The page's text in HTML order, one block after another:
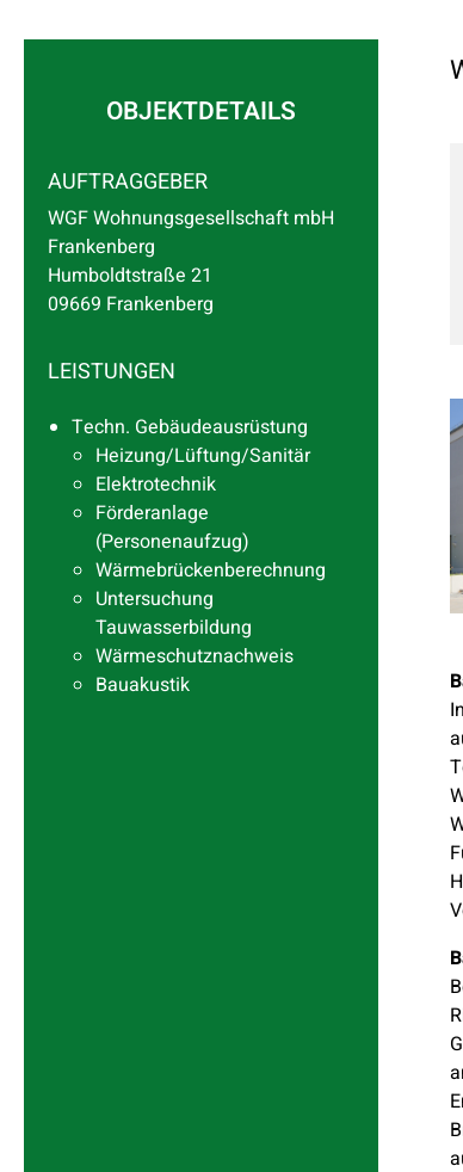
OBJEKTDETAILS
AUFTRAGGEBER
WGF Wohnungsgesellschaft mbH
Frankenberg
Humboldtstraße 21
09669 Frankenberg
LEISTUNGEN
Techn. Gebäudeausrüstung
Heizung/Lüftung/Sanitär
Elektrotechnik
Förderanlage
(Personenaufzug)
Wärmebrückenberechnung
Untersuchung
Tauwasserbildung
Wärmeschutznachweis
Bauakustik